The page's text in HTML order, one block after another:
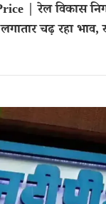
| रेल विकास
चढ़ रहा